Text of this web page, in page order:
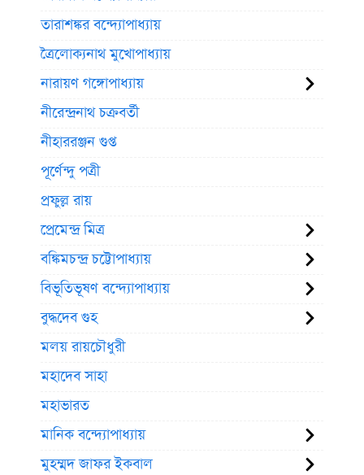
তারাশঙ্কর বন্দ্যোপাধ্যায়
ত্রৈলোক্যনাথ মুখোপাধ্যায়
নারায়ণ গঙ্গোপাধ্যায়
নীরেন্দ্রনাথ চক্রবর্তী
নীহাররঞ্জন গুপ্ত
পূর্ণেন্দু পত্রী
প্রফুল্ল রায়
প্রেমেন্দ্র মিত্র
বঙ্কিমচন্দ্র চট্টোপাধ্যায়
বিভূতিভূষণ বন্দ্যোপাধ্যায়
বুদ্ধদেব গুহ
মলয় রায়চৌধুরী
মহাদেব সাহা
মহাভারত
মানিক বন্দ্যোপাধ্যায়
মুহম্মদ জাফর ইকবাল